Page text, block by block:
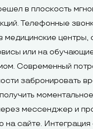
в плоскость
Телефонные
медицинские центры,
или на
Современный
забронировать
моментальное
мессенджер и
на сайте. Интеграция